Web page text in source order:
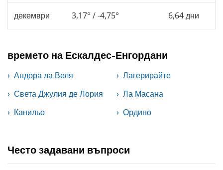
декември 3,17° / -4,75° 6,64 дни
времето на Ескалдес-Енгордани
Андора ла Веля
Лагерирайте
Света Джулия де Лория
Ла Масана
Канильо
Ордино
Често задавани въпроси